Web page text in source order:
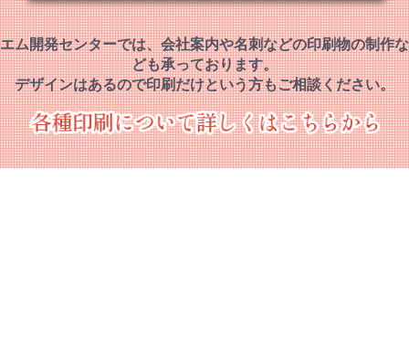
エム開発センターでは、会社案内や名刺などの印刷物の制作な
ども承っております。
デザインはあるので印刷だけという方もご相談ください。